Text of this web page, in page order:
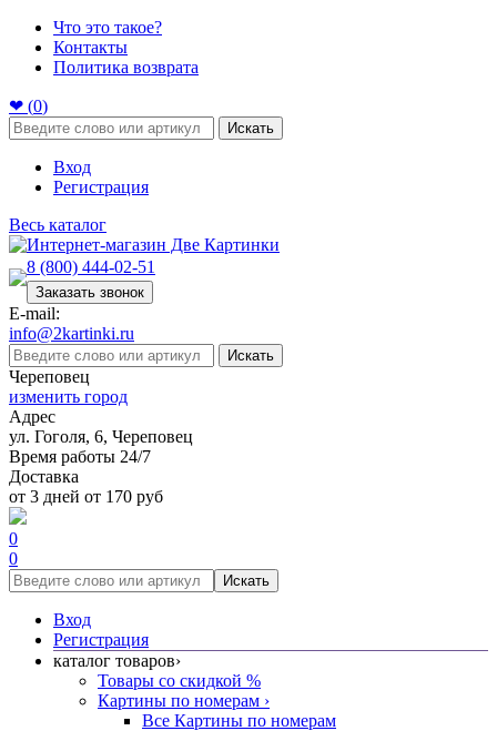
Что это такое?
Контакты
Политика возврата
❤ (0)
Искать
Вход
Регистрация
Весь каталог
8 (800) 444-02-51
Заказать звонок
E-mail:
info@2kartinki.ru
Искать
Череповец
изменить город
Адрес
ул. Гоголя, 6, Череповец
Время работы 24/7
Доставка
от 3 дней от 170 руб
0
0
Искать
Вход
Регистрация
каталог товаров›
Товары со скидкой %
Картины по номерам ›
Все Картины по номерам